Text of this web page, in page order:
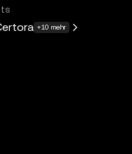
+10 mehr